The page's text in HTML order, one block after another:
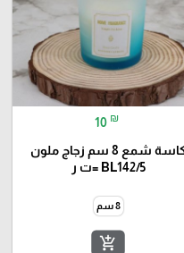
10 ₪
كاسة شمع 8 سم زجاج ملون
BL142/5 =ت ر
8 سم
add_shopping_cart